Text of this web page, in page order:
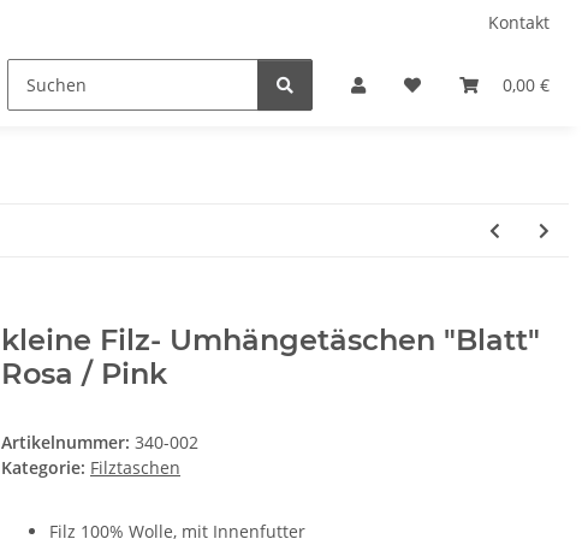
Kontakt
0,00 €
kleine Filz- Umhängetäschen "Blatt"
Rosa / Pink
Artikelnummer: 340-002
Kategorie: Filztaschen
Filz 100% Wolle, mit Innenfutter